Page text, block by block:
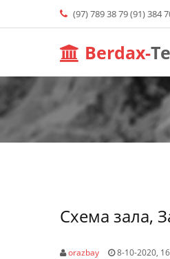
(97) 789 38 79 (91) 384
Berdax-
Схема зала,
orazbay 8-10-2020,